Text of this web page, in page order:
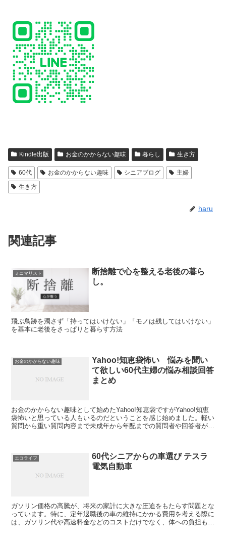
Kindle出版 お金のかからない趣味 暮らし 生き方
60代 お金のかからない趣味 シニアブログ
主婦
生き方
haru
関連記事
ミニマリスト
断捨離で心を整える老後の暮ら
し。
飛ぶ鳥跡を濁さず「持ってはいけない」「モノは残してはいけない」
を基本に老後をさっぱりと暮らす方法
お金のかからない趣味
Yahoo!知恵袋怖い 悩みを聞い
て欲しい60代主婦の悩み相談回答
まとめ
お金のかからない趣味として始めたYahoo!知恵袋ですがYahoo!知恵
袋怖いと思っている人もいるのだということを感じ始めました。軽い
質問から重い質問内容まで未成年から年配までの質問者や回答者がい
エコライフ
60代シニアからの車選び テスラ
電気自動車
ガソリン価格の高騰が、将来の家計に大きな圧迫をもたらす問題とな
っています。特に、定年退職後の車の維持にかかる費用を考える際に
は、ガソリン代や高速料金などのコストだけでなく、体への負担も考